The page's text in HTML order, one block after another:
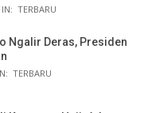
IN: TERBARU
Ngalir Deras, Presiden
TERBARU